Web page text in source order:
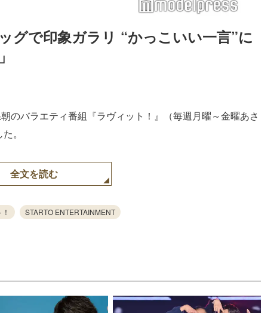
グで印象ガラリ “かっこいい一言”に
のバラエティ番組『ラヴィット！』（毎週月曜～金曜あさ
。
全文を読む
STARTO ENTERTAINMENT